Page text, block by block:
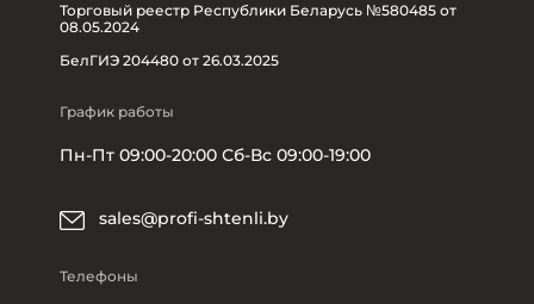
Торговый реестр Республики Беларусь №580485 от
08.05.2024
БелГИЭ 204480 от 26.03.2025
График работы
Пн-Пт 09:00-20:00 Сб-Вс 09:00-19:00
sales@profi-shtenli.by
Телефоны